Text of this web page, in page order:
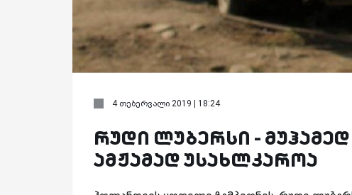
4 თებერვალი 2019 | 18:24
რუდი ლუბერსი -
ამჟამად უსახლკაროა